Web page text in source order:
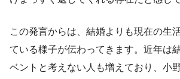
この発言からは、結婚よりも現在の生
ている様子が伝わってきます。近年は
ベントと考えない人も増えており、小